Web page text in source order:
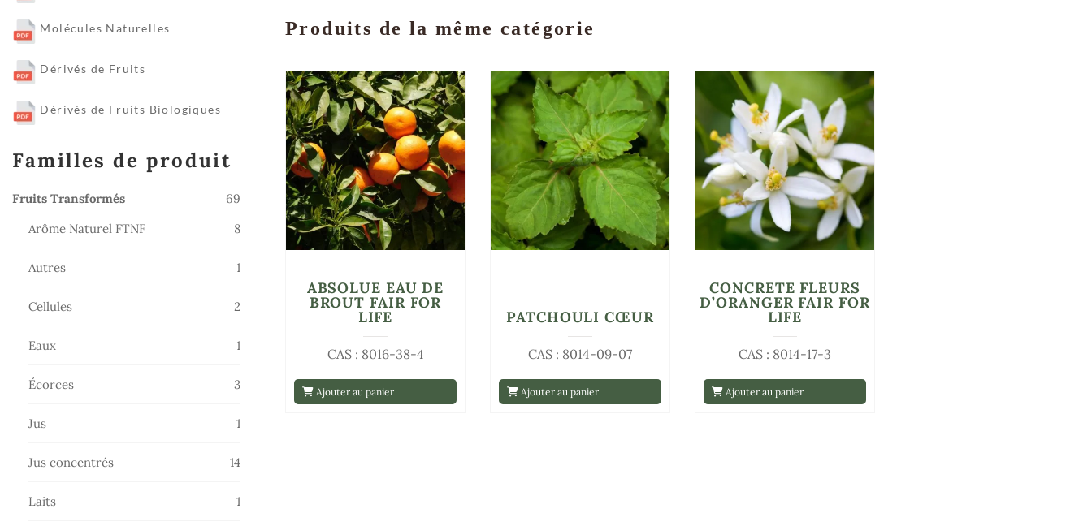
Molécules Naturelles
Dérivés de Fruits
Dérivés de Fruits Biologiques
Familles de produit
Fruits Transformés 69
produits
Arôme Naturel FTNF 88
produits
Autres
1
Cellules
2
Eaux
1
Écorces
33
Jus
1
Jus concentrés
1414
Laits
1
Produits de la même catégorie
Ajouter au panier
CAS : 8016-38-4
ABSOLUE EAU DE
BROUT FAIR FOR
LIFE
Ajouter au panier
CAS : 8014-09-07
PATCHOULI CŒUR
Ajouter au panier
CAS : 8014-17-3
CONCRETE FLEURS
D’ORANGER FAIR FOR
LIFE